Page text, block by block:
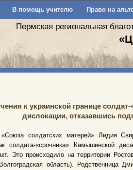
В помощь учителю Право на
Пермская региональная
к украинской границе
дислокации, отказавшись
«Союза солдатских матерей» Лидия
«срочника» Камышинской
Это происходило на территории
область). Родственница